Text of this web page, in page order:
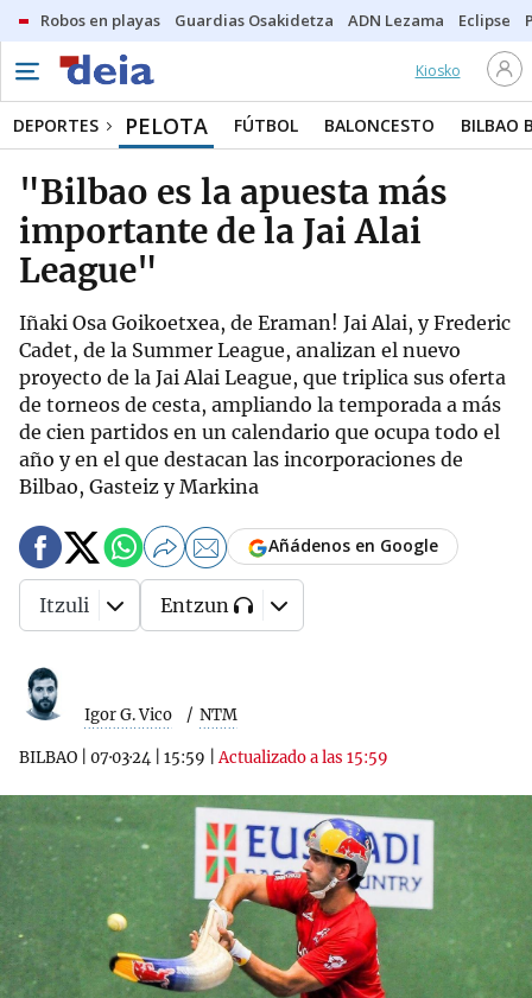
Robos en playas Guardias Osakidetza ADN Lezama Eclipse
Kiosko
DEPORTES PELOTA FÚTBOL BALONCESTO BILBAO
"Bilbao es la apuesta más
importante de la Jai Alai
League"
Iñaki Osa Goikoetxea, de Eraman! Jai Alai, y Frederic
Cadet, de la Summer League, analizan el nuevo
proyecto de la Jai Alai League, que triplica sus oferta
de torneos de cesta, ampliando la temporada a más
de cien partidos en un calendario que ocupa todo el
año y en el que destacan las incorporaciones de
Bilbao, Gasteiz y Markina
Igor G. Vico NTM
BILBAO 07·03·24 15:59 |Actualizado a las 15:59
Añádenos en Google
Itzuli Entzun